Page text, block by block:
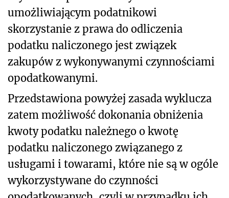
umożliwiającym podatnikowi
skorzystanie z prawa do odliczenia
podatku naliczonego jest związek
zakupów z wykonywanymi czynnościami
opodatkowanymi.
Przedstawiona powyżej zasada wyklucza
zatem możliwość dokonania obniżenia
kwoty podatku należnego o kwotę
podatku naliczonego związanego z
usługami i towarami, które nie są w ogóle
wykorzystywane do czynności